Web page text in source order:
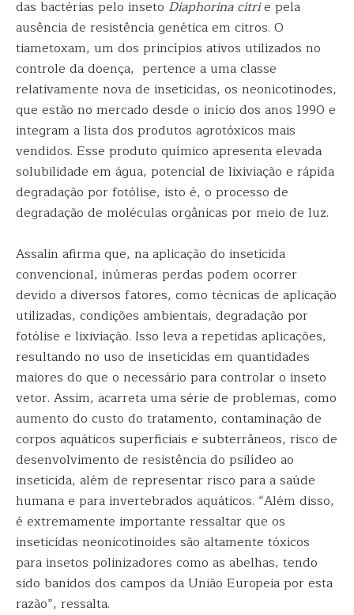
das bactérias pelo inseto Diaphorina citrie pela
ausência de resistência genética em citros. O
tiametoxam, um dos princípios ativos utilizados no
controle da doença, pertence a uma classe
relativamente nova de inseticidas, os neonicotinodes,
que estão no mercado desde o início dos anos 1990 e
integram a lista dos produtos agrotóxicos mais
vendidos. Esse produto químico apresenta elevada
solubilidade em água, potencial de lixiviação e rápida
degradação por fotólise, isto é, o processo de
degradação de moléculas orgânicas por meio de luz.
Assalin afirma que, na aplicação do inseticida
convencional, inúmeras perdas podem ocorrer
devido a diversos fatores, como técnicas de aplicação
utilizadas, condições ambientais, degradação por
fotólise e lixiviação. Isso leva a repetidas aplicações,
resultando no uso de inseticidas em quantidades
maiores do que o necessário para controlar o inseto
vetor. Assim, acarreta uma série de problemas, como
aumento do custo do tratamento, contaminação de
corpos aquáticos superficiais e subterrâneos, risco de
desenvolvimento de resistência do psilídeo ao
inseticida, além de representar risco para a saúde
humana e para invertebrados aquáticos. “Além disso,
é extremamente importante ressaltar que os
inseticidas neonicotinoides são altamente tóxicos
para insetos polinizadores como as abelhas, tendo
sido banidos dos campos da União Europeia por esta
razão”, ressalta.